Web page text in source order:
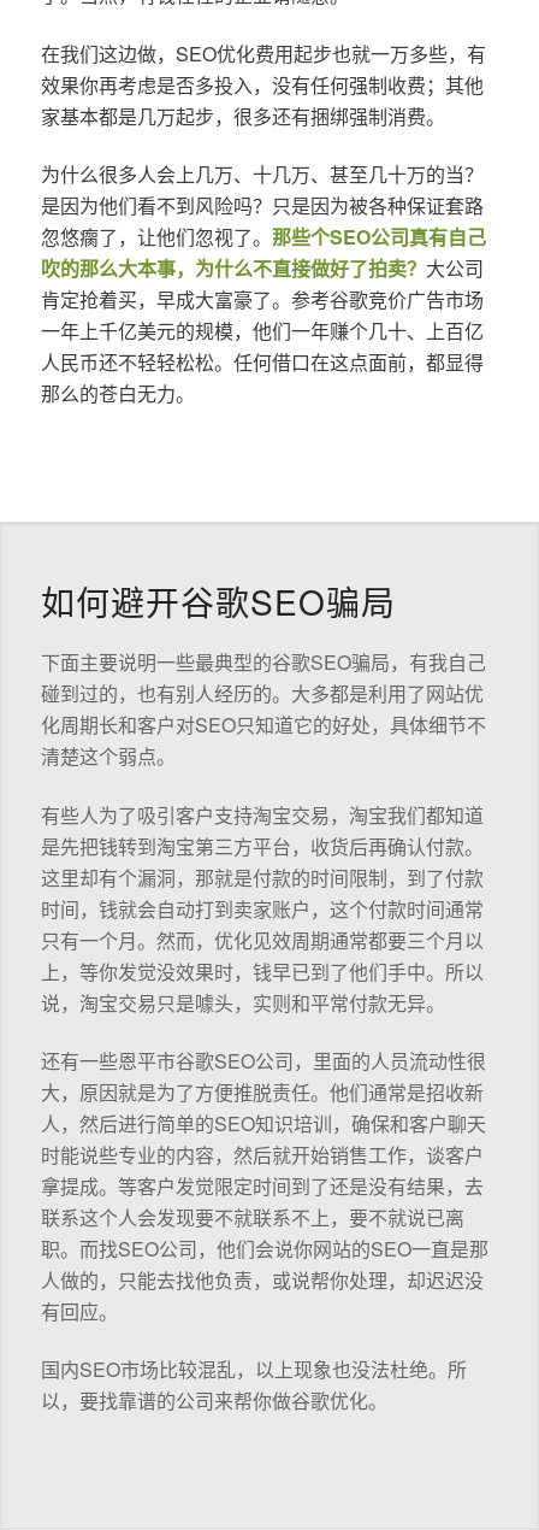
在我们这边做，SEO优化费用起步也就一万多些，有
效果你再考虑是否多投入，没有任何强制收费；其他
家基本都是几万起步，很多还有捆绑强制消费。
为什么很多人会上几万、十几万、甚至几十万的当？
是因为他们看不到风险吗？只是因为被各种保证套路
忽悠瘸了，让他们忽视了。 那些个SEO公司真有自己
吹的那么大本事，为什么不直接做好了拍卖？ 大公司
肯定抢着买，早成大富豪了。参考谷歌竞价广告市场
一年上千亿美元的规模，他们一年赚个几十、上百亿
人民币还不轻轻松松。任何借口在这点面前，都显得
那么的苍白无力。
如何避开谷歌SEO骗局
下面主要说明一些最典型的谷歌SEO骗局，有我自己
碰到过的，也有别人经历的。大多都是利用了网站优
化周期长和客户对SEO只知道它的好处，具体细节不
清楚这个弱点。
有些人为了吸引客户支持淘宝交易，淘宝我们都知道
是先把钱转到淘宝第三方平台，收货后再确认付款。
这里却有个漏洞，那就是付款的时间限制，到了付款
时间，钱就会自动打到卖家账户，这个付款时间通常
只有一个月。然而，优化见效周期通常都要三个月以
上，等你发觉没效果时，钱早已到了他们手中。所以
说，淘宝交易只是噱头，实则和平常付款无异。
还有一些恩平市谷歌SEO公司，里面的人员流动性很
大，原因就是为了方便推脱责任。他们通常是招收新
人，然后进行简单的SEO知识培训，确保和客户聊天
时能说些专业的内容，然后就开始销售工作，谈客户
拿提成。等客户发觉限定时间到了还是没有结果，去
联系这个人会发现要不就联系不上，要不就说已离
职。而找SEO公司，他们会说你网站的SEO一直是那
人做的，只能去找他负责，或说帮你处理，却迟迟没
有回应。
国内SEO市场比较混乱，以上现象也没法杜绝。所
以，要找靠谱的公司来帮你做谷歌优化。